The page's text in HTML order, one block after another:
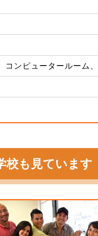
コンピュータールーム
校も見ています